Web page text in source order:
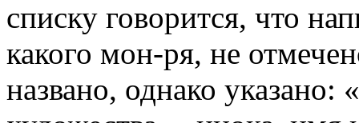
списку говорится, что
какого мон-ря, не
названо, однако